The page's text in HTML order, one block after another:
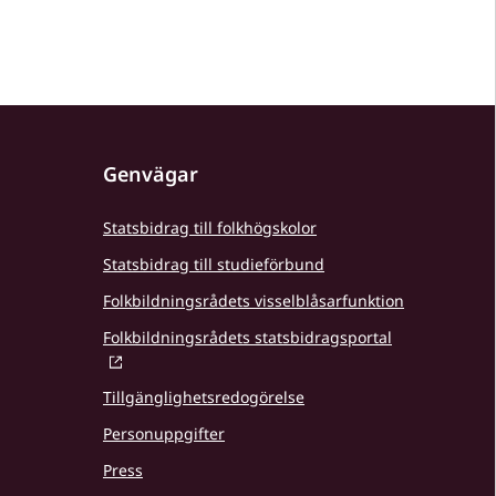
Genvägar
Statsbidrag till folkhögskolor
Statsbidrag till studieförbund
Folkbildningsrådets visselblåsarfunktion
Folkbildningsrådets statsbidragsportal
Tillgänglighetsredogörelse
Personuppgifter
Press